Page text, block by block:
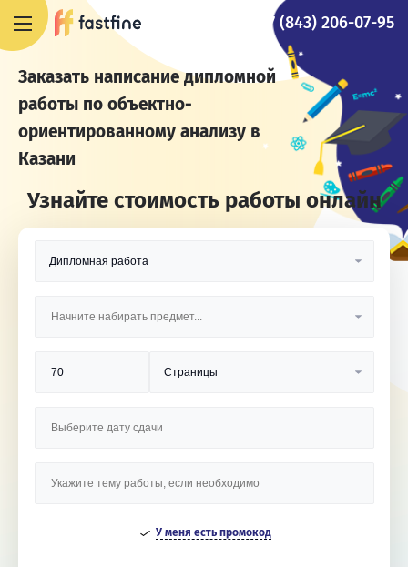
+7 (843) 206-07-95
Заказать написание дипломной
работы по объектно-
ориентированному анализу в
Казани
Узнайте стоимость работы онлайн
У меня есть промокод